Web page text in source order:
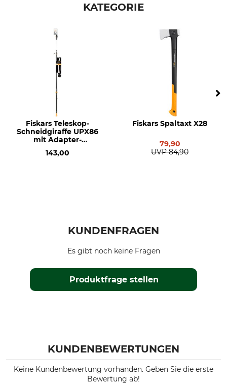
KATEGORIE
Fiskars Teleskop-
Schneidgiraffe UPX86
mit Adapter-
143,00
Fiskars Spaltaxt X28
79,90
UVP 84,90
KUNDENFRAGEN
Produktfrage stellen
Es gibt noch keine Fragen
KUNDENBEWERTUNGEN
Keine Kundenbewertung vorhanden. Geben Sie die erste
Bewertung ab!